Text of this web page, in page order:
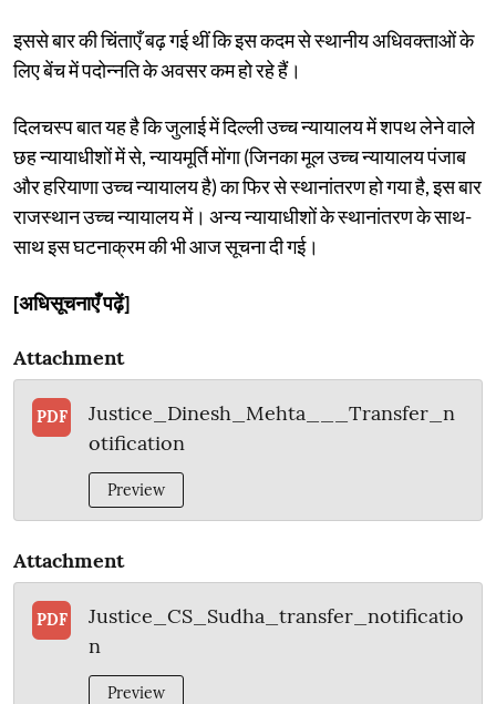
इससे बार की चिंताएँ बढ़ गई थीं कि इस कदम से स्थानीय अधिवक्ताओं के
लिए बेंच में पदोन्नति के अवसर कम हो रहे हैं।
दिलचस्प बात यह है कि जुलाई में दिल्ली उच्च न्यायालय में शपथ लेने वाले
छह न्यायाधीशों में से, न्यायमूर्ति मोंगा (जिनका मूल उच्च न्यायालय पंजाब
और हरियाणा उच्च न्यायालय है) का फिर से स्थानांतरण हो गया है, इस बार
राजस्थान उच्च न्यायालय में। अन्य न्यायाधीशों के स्थानांतरण के साथ-
साथ इस घटनाक्रम की भी आज सूचना दी गई।
[अधिसूचनाएँ पढ़ें]
Attachment
PDF
Justice_Dinesh_Mehta___Transfer_n
otification
Preview
Attachment
PDF
Justice_CS_Sudha_transfer_notificatio
n
Preview